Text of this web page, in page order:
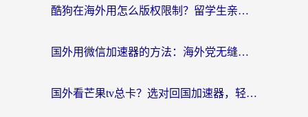
酷狗在海外用怎么版权限制？留学生亲测：3步解决听国内音乐难题
国外用微信加速器的方法：海外党无缝连接国内生活的实用指南
国外看芒果tv总卡？选对回国加速器，轻松追《浪姐》不费劲